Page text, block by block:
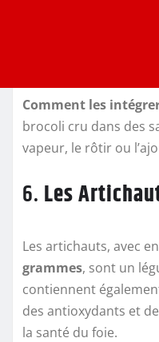
Comment les
brocoli cru dans des
vapeur, le rôtir ou
6. Les
Les artichauts, avec
grammes, sont un
contiennent
des antioxydants et
la santé du foie.